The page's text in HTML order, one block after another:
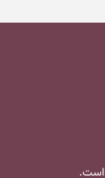
است.